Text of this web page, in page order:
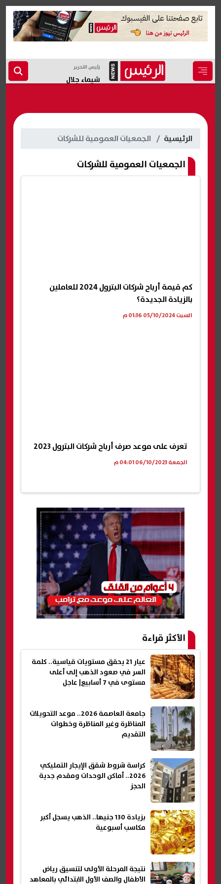
رئيس التحرير
شيماء جلال
الرئيسية الجمعيات العمومية للشركات
الجمعيات العمومية للشركات
كم قيمة أرباح شركات البترول 2024 للعاملين
بالزيادة الجديدة؟
السبت 05/10/2024 01:36 م
تعرف على موعد صرف أرباح شركات البترول 2023
الجمعة 06/10/2023 04:01 م
الأكثر قراءة
عيار 21 يحقق مستويات قياسية.. كلمة
السر في صعود الذهب إلى أعلى
مستوى في 7 أسابيع| عاجل
جامعة العاصمة 2026.. موعد التحويلات
المناظرة وغير المناظرة وخطوات
التقديم
كراسة شروط شقق الإيجار التمليكي
2026.. أماكن الوحدات ومقدم جدية
الحجز
بزيادة 130 جنيها.. الذهب يسجل أكبر
مكاسب أسبوعية
نتيجة المرحلة الأولى لتنسيق رياض
الأطفال والصف الأول الابتدائي بالمعاهد